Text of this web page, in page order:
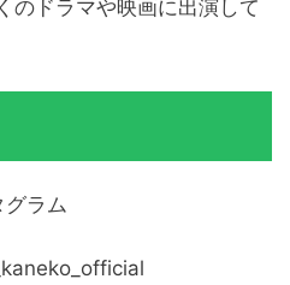
のドラマや映画に出演して
ラム